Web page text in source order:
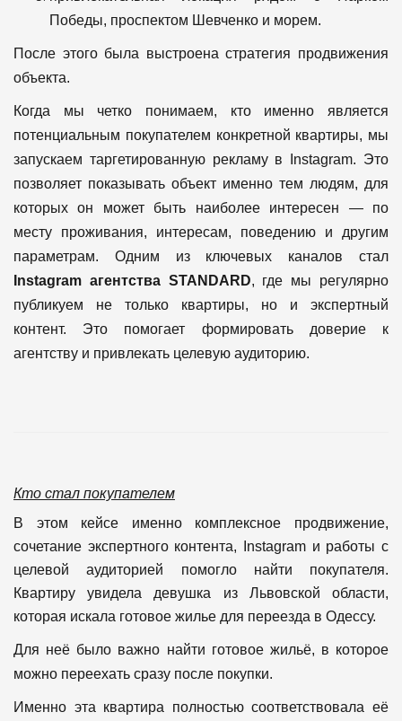
Победы, проспектом Шевченко и морем.
После этого была выстроена стратегия продвижения
объекта.
Когда мы четко понимаем, кто именно является
потенциальным покупателем конкретной квартиры, мы
запускаем таргетированную рекламу в Instagram. Это
позволяет показывать объект именно тем людям, для
которых он может быть наиболее интересен — по
месту проживания, интересам, поведению и другим
параметрам. Одним из ключевых каналов стал
Instagram агентства STANDARD, где мы регулярно
публикуем не только квартиры, но и экспертный
контент. Это помогает формировать доверие к
агентству и привлекать целевую аудиторию.
Кто стал покупателем
В этом кейсе именно комплексное продвижение,
сочетание экспертного контента, Instagram и работы с
целевой аудиторией помогло найти покупателя.
Квартиру увидела девушка из Львовской области,
которая искала готовое жилье для переезда в Одессу.
Для неё было важно найти готовое жильё, в которое
можно переехать сразу после покупки.
Именно эта квартира полностью соответствовала её